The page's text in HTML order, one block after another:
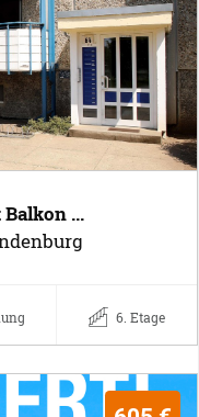
...
6. Etage